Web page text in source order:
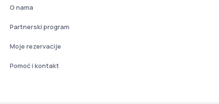
O nama
Partnerski program
Moje rezervacije
Pomoć i kontakt